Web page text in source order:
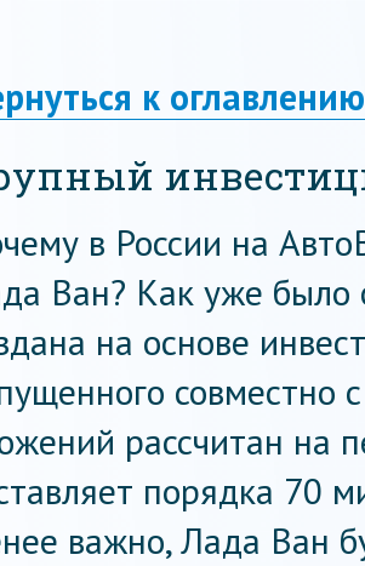
к оглавлению
в России на
Ван? Как уже было
на основе
совместно
рассчитан на
порядка 70
важно, Лада Ван